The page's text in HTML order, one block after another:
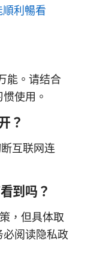
利暢看
能。请结合
使用。
？
互联网连
到吗？
，但具体取
必阅读隐私政